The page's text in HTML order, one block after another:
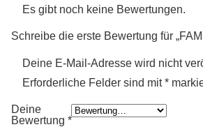
Es gibt noch keine Bewertungen.
Schreibe die erste Bewertung für
Deine E-Mail-Adresse wird nicht
Erforderliche Felder sind mit*
Deine
Bewertung *